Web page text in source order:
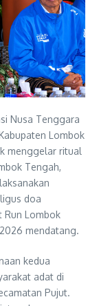
Nusa Tenggara
Lombok
menggelar ritual
Tengah,
doa
Run Lombok
mendatang.
kedua
adat di
Pujut.